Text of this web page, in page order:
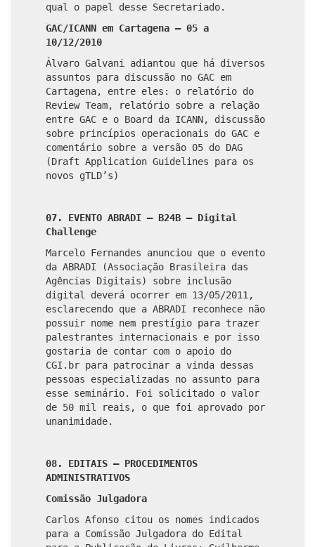
qual o papel desse Secretariado.
GAC/ICANN em Cartagena – 05 a
10/12/2010
Álvaro Galvani adiantou que há diversos
assuntos para discussão no GAC em
Cartagena, entre eles: o relatório do
Review Team, relatório sobre a relação
entre GAC e o Board da ICANN, discussão
sobre princípios operacionais do GAC e
comentário sobre a versão 05 do DAG
(Draft Application Guidelines para os
novos gTLD’s)
07. EVENTO ABRADI – B24B – Digital
Challenge
Marcelo Fernandes anunciou que o evento
da ABRADI (Associação Brasileira das
Agências Digitais) sobre inclusão
digital deverá ocorrer em 13/05/2011,
esclarecendo que a ABRADI reconhece não
possuir nome nem prestígio para trazer
palestrantes internacionais e por isso
gostaria de contar com o apoio do
CGI.br para patrocinar a vinda dessas
pessoas especializadas no assunto para
esse seminário. Foi solicitado o valor
de 50 mil reais, o que foi aprovado por
unanimidade.
08. EDITAIS – PROCEDIMENTOS
ADMINISTRATIVOS
Comissão Julgadora
Carlos Afonso citou os nomes indicados
para a Comissão Julgadora do Edital